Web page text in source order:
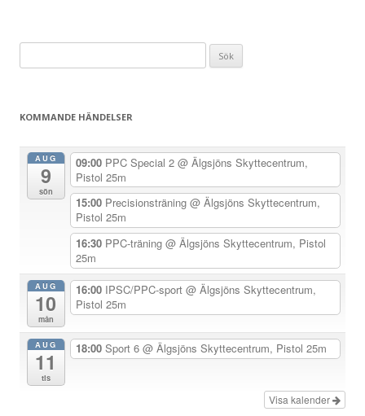
a
g
efter:
KOMMANDE HÄNDELSER
AUG
9
sön
09:00 PPC Special 2 @ Älgsjöns Skyttecentrum,
Pistol 25m
15:00 Precisionsträning @ Älgsjöns Skyttecentrum,
Pistol 25m
16:30 PPC-träning @ Älgsjöns Skyttecentrum, Pistol
25m
AUG
10
mån
16:00 IPSC/PPC-sport @ Älgsjöns Skyttecentrum,
Pistol 25m
AUG
11
tis
18:00 Sport 6 @ Älgsjöns Skyttecentrum, Pistol 25m
Visa kalender